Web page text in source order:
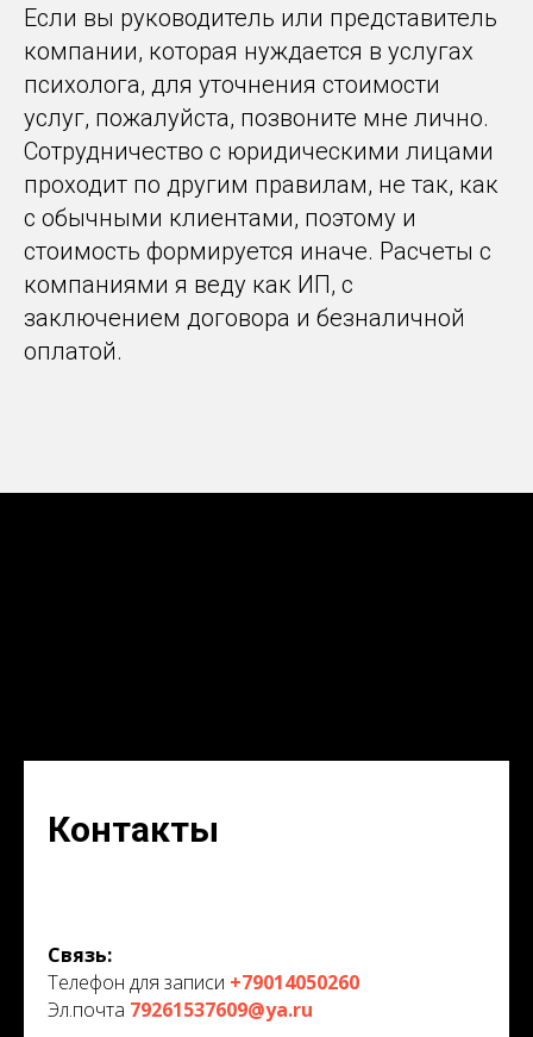
Если вы руководитель или представитель
компании, которая нуждается в услугах
психолога, для уточнения стоимости
услуг, пожалуйста, позвоните мне лично.
Сотрудничество с юридическими лицами
проходит по другим правилам, не так, как
с обычными клиентами, поэтому и
стоимость формируется иначе. Расчеты с
компаниями я веду как ИП, с
заключением договора и безналичной
оплатой.
Контакты
Связь:
Телефон для записи +79014050260
Эл.почта 79261537609@ya.ru